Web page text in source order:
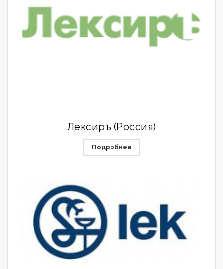
Лексиръ (Россия)
Подробнее